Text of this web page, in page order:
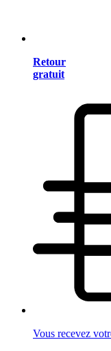
Retour
gratuit
Vous recevez